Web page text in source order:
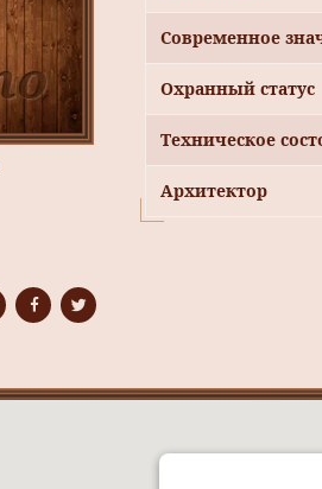
Современное
Охранный статус
Техническое
Архитектор